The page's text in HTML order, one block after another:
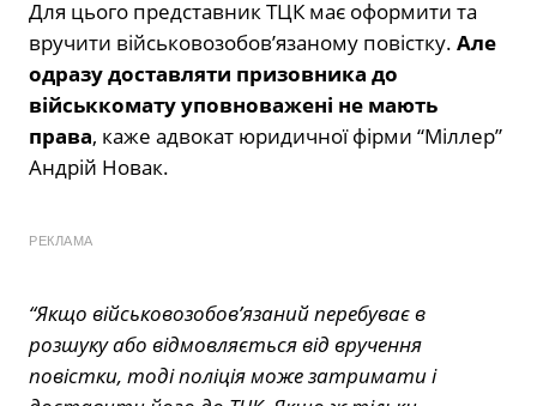
Для цього представник ТЦК має оформити та
вручити військовозобов’язаному повістку. Але
одразу доставляти призовника до
військкомату уповноважені не мають
права, каже адвокат юридичної фірми “Міллер”
Андрій Новак.
РЕКЛАМА
“Якщо військовозобов’язаний перебуває в
розшуку або відмовляється від вручення
повістки, тоді поліція може затримати і